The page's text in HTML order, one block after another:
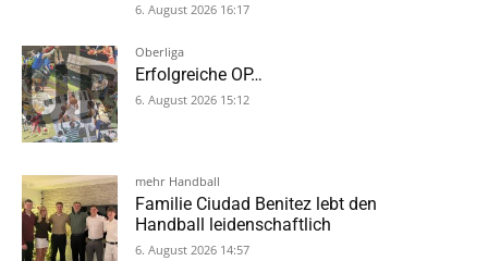
6. August 2026 16:17
Oberliga
Erfolgreiche OP…
6. August 2026 15:12
mehr Handball
Familie Ciudad Benitez lebt den
Handball leidenschaftlich
6. August 2026 14:57